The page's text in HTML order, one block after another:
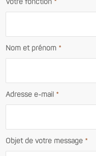
Votre fonction *
Nom et prénom *
Adresse e-mail *
Objet de votre message *